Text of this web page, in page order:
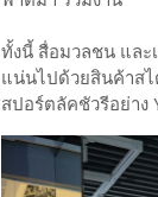
ทั้งนี้ สื่อมวลชน และ
แน่นไปด้วยสินค้าส
สปอร์ตลัคชัวรีอย่าง